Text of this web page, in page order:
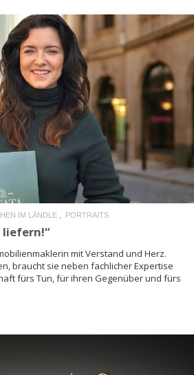
READ MORE
IM LÄNDLE PORTRAITS
liefern!“
mit Verstand und Herz.
braucht sie neben fachlicher Expertise
fürs Tun, für ihren Gegenüber und fürs